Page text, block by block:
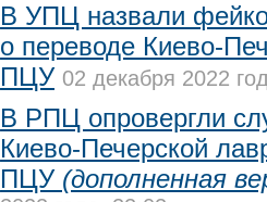
В УПЦ назвали
о переводе Киево-
ПЦУ 02 декабря 2022
В РПЦ опровергли
Киево-Печерской
ПЦУ (дополненная